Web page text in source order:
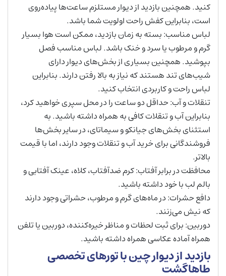
کنید. همچنین بازدید از دیوار مستلزم ساعت‌ها پیاده‌روی
است، بنابراین کفش راحت اولویت شما باشد.
لباس مناسب: بسته به زمان بازدید، ممکن است هوا بسیار
گرم و مرطوب یا سرد و خنک باشد. لباس مناسب فصل
بپوشید. همچنین بسیاری از بخش‌های دیوار دارای
شیب‌های تند هستند که نیاز به بالا رفتن دارند. بنابراین
لباس راحت و کاربردی انتخاب کنید.
تنقلات و آب: حداقل دو ساعت را در محل سپری خواهید کرد،
بنابراین آب و تنقلات کافی به همراه داشته باشید. به
استثنای بخش‌های جیانکو و سیماتای، در سایر بخش‌ها
فروشندگانی برای خرید آب و تنقلات وجود دارند، اما با قیمت
بالاتر.
محافظت در برابر آفتاب: کرم ضدآفتاب، کلاه، عینک آفتابی و
بالم لب با خود داشته باشید.
دافع حشرات: در ماه‌های گرم و مرطوب، حشراتی وجود دارند
که نیش می‌زنند.
دوربین: برای ثبت لحظات و مناظر خیره‌کننده، دوربین یا تلفن
همراه آماده عکاسی همراه داشته باشید.
بازدید از دیوار چین با تورهای تخصصی
طاهاگشت